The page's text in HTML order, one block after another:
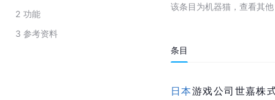
2 功能
3 参考资料
该条目为机器猫 ， 查看其
条目
日本游戏公司世嘉株